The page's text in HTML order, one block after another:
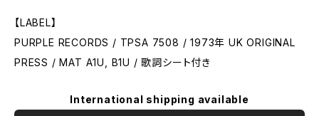
【LABEL】
PURPLE RECORDS / TPSA 7508 / 1973年 UK ORIGINAL
PRESS / MAT A1U, B1U / 歌詞シート付き
International shipping available